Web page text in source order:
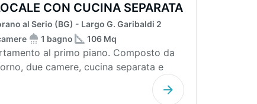
CON CUCINA SEPARATA
al Serio (BG) - Largo G. Garibaldi 2
1 bagno 106 Mq
al primo piano. Composto da
due camere, cucina separata e